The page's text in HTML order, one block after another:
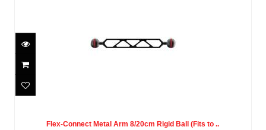
Flex-Connect Metal Arm 8/20cm Rigid Ball (Fits to ..